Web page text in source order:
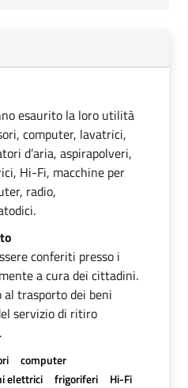
esaurito la loro utilità
computer, lavatrici,
d’aria, aspirapolveri,
Hi-Fi, macchine per
radio,
conferiti presso i
a cura dei cittadini.
trasporto dei beni
servizio di ritiro
computer
elettrici frigoriferi
Hi-Fi